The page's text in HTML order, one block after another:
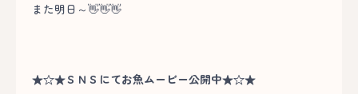
また明日～👋👋👋
★☆★ＳＮＳにてお魚ムービー公開中★☆★